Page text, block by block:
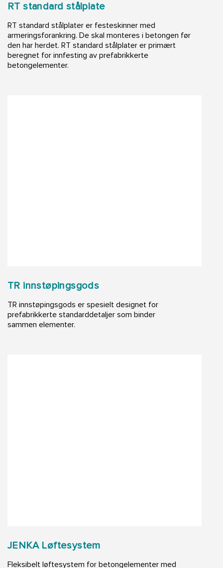
RT standard stålplate
RT standard stålplater er festeskinner med
armeringsforankring. De skal monteres i betongen før
den har herdet. RT standard stålplater er primært
beregnet for innfesting av prefabrikkerte
betongelementer.
TR innstøpingsgods
TR innstøpingsgods er spesielt designet for
prefabrikkerte standarddetaljer som binder
sammen elementer.
JENKA Løftesystem
Fleksibelt løftesystem for betongelementer med